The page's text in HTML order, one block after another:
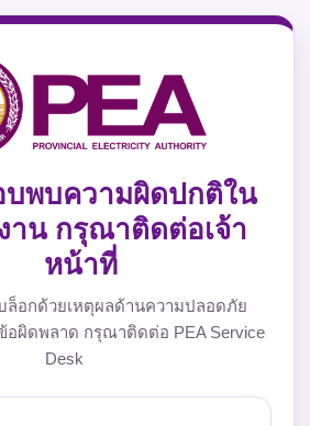
บพบความผิดปกติใน
าน กรุณาติดต่อเจ้า
หน้าที่
อกด้วยเหตุผลด้านความปลอดภัย
ผิดพลาด กรุณาติดต่อ PEA Service
Desk